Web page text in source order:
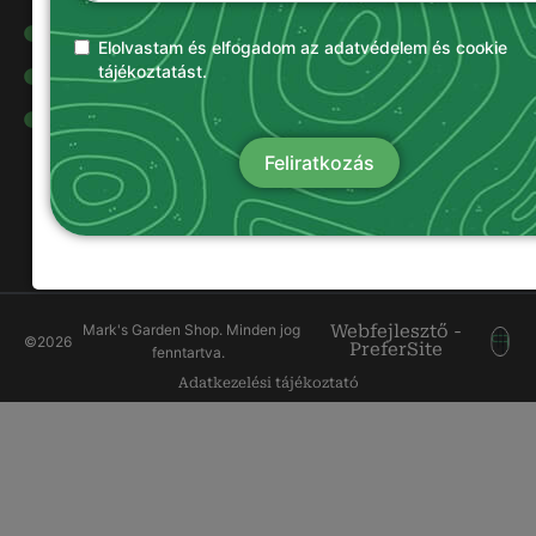
kenőanyagok
Damilok
Munkavédelmi
ruházat
©2026
Mark's Garden Shop. Minden jog
fenntartva.
Webfejlesztő -
PreferSite
Adatkezelési tájékoztató
Elolvastam és elfogadom az adatvédelem és cookie
tájékoztatást.
Feliratkozás